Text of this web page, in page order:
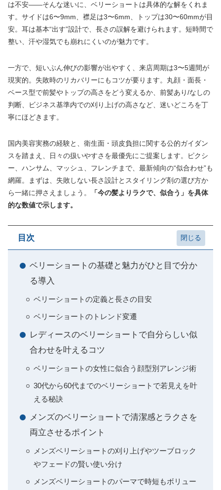
は不安――そんな迷いに、ベリーショートは具体的な解をくれま
す。サイドは6〜9mm、襟足は3〜6mm、トップは30〜60mmが目
安。耳は基本“出す”設計で、長さの誤解を避けられます。短時間で
整い、汗や湿気でも崩れにくいのが魅力です。
一方で、短いぶん伸びの影響が出やすく、来店周期は3〜5週間が
現実的。失敗時のリカバリーにもコツが要ります。丸顔・面長・
ベース型で前髪やトップの高さをどう変えるか、前髪あり/なしの
判断、ビジネス基準内での刈り上げの高さなど、迷いどころを丁
寧にほどきます。
国内美容実務の経験と、衛生面・頭皮負担に関する公的ガイダン
スを踏まえ、日々の扱いやすさを最優先にご提案します。ピクシ
ー、ハンサム、マッシュ、フレンチまで、最新傾向の“似合わせ”も
網羅。まずは、失敗しない長さ設計とスタイリング剤の選び方か
ら一緒に押さえましょう。
「今の髪よりラクで、似合う」を具体
的な数値で示します。
目次
ベリーショートの基礎と魅力がひと目で分か
る導入
ベリーショートの定義と長さの目安
ベリーショートのトレンド変遷
レディースのベリーショートで自分らしい似
合わせを叶えるコツ
ベリーショートの女性に似合う顔型別アレンジ術
30代から60代までのベリーショートで若見えを叶
える秘訣
メンズのベリーショートで清潔感とラクさを
両立させるポイント
メンズベリーショートの刈り上げやツーブロック
やフェードの賢い使い分け
メンズベリーショートのパーマで時短もボリュー